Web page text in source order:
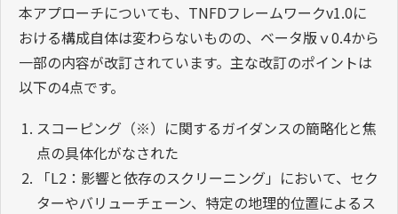
本アプローチについても、TNFDフレームワークv1.0に
おける構成自体は変わらないものの、ベータ版ｖ0.4から
一部の内容が改訂されています。主な改訂のポイントは
以下の4点です。
スコーピング（※）に関するガイダンスの簡略化と焦
点の具体化がなされた
「L2：影響と依存のスクリーニング」において、セク
ターやバリューチェーン、特定の地理的位置によるス